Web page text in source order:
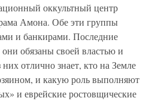
оккультный центр
Амона. Обе эти группы
и банкирами. Последние
обязаны своей властью и
отлично знает, кто на Земле
и какую роль выполняют
и еврейские ростовщические